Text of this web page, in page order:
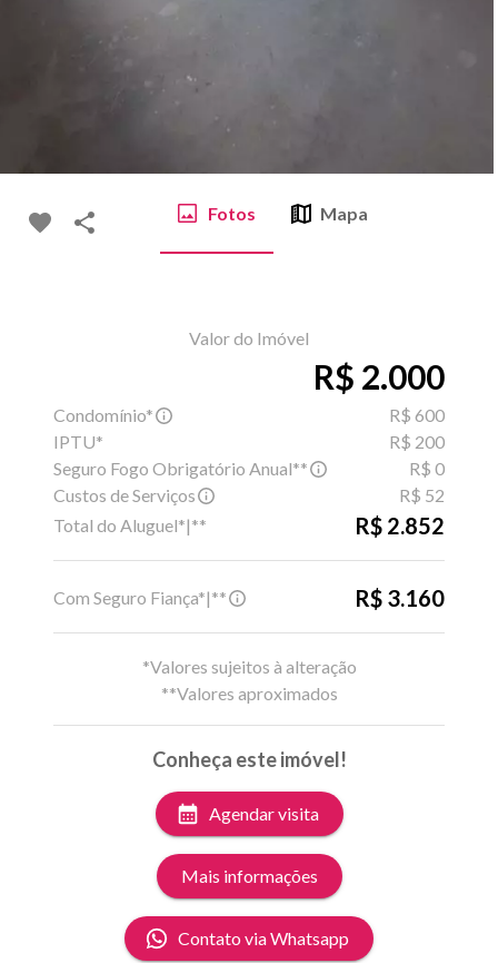
Fotos Mapa
Valor do Imóvel
R$ 2.000
Condomínio*
R$ 600
IPTU*
R$ 200
Seguro Fogo Obrigatório Anual**
R$ 0
Custos de Serviços
R$ 52
Total do Aluguel*|**
R$ 2.852
Com Seguro Fiança*|** R$ 3.160
*Valores sujeitos à alteração
**Valores aproximados
Conheça este imóvel!
Agendar visita
Mais informações
Contato via Whatsapp